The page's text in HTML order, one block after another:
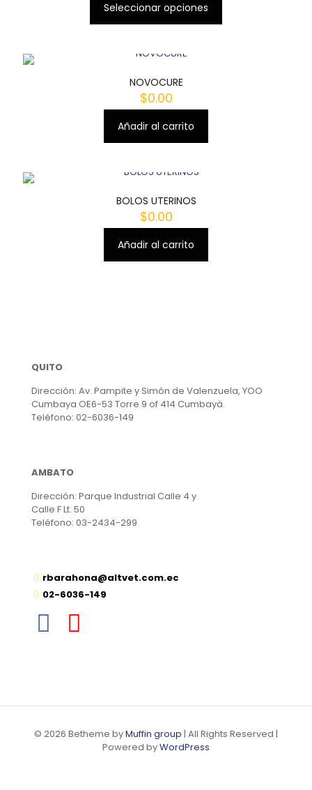
Seleccionar opciones
Este
producto
producto
NOVOCURE
$0.00
Añadir al carrito
BOLOS UTERINOS
$0.00
Añadir al carrito
QUITO
Dirección: Av. Pampite y Simón de Valenzuela, YOO
Cumbaya OE6-53 Torre 9 of 414 Cumbayá.
Teléfono: 02-6036-149
AMBATO
Dirección: Parque Industrial Calle 4 y
Calle F Lt. 50
Teléfono: 03-2434-299
rbarahona@altvet.com.ec
02-6036-149
© 2026 Betheme byMuffin group | All Rights Reserved |
Powered byWordPress